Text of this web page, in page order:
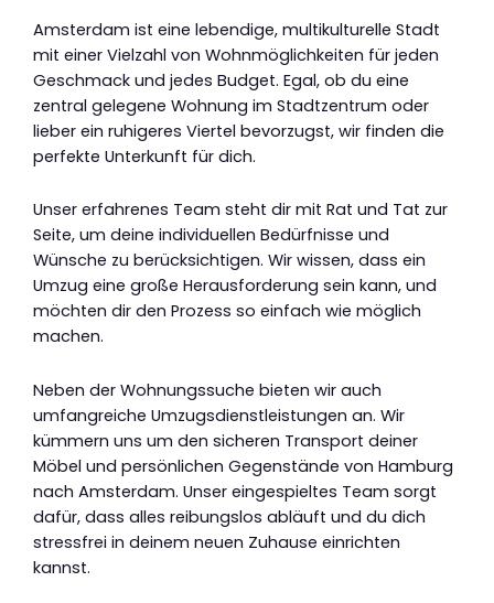
Amsterdam ist eine lebendige, multikulturelle Stadt
mit einer Vielzahl von Wohnmöglichkeiten für jeden
Geschmack und jedes Budget. Egal, ob du eine
zentral gelegene Wohnung im Stadtzentrum oder
lieber ein ruhigeres Viertel bevorzugst, wir finden die
perfekte Unterkunft für dich.
Unser erfahrenes Team steht dir mit Rat und Tat zur
Seite, um deine individuellen Bedürfnisse und
Wünsche zu berücksichtigen. Wir wissen, dass ein
Umzug eine große Herausforderung sein kann, und
möchten dir den Prozess so einfach wie möglich
machen.
Neben der Wohnungssuche bieten wir auch
umfangreiche Umzugsdienstleistungen an. Wir
kümmern uns um den sicheren Transport deiner
Möbel und persönlichen Gegenstände von Hamburg
nach Amsterdam. Unser eingespieltes Team sorgt
dafür, dass alles reibungslos abläuft und du dich
stressfrei in deinem neuen Zuhause einrichten
kannst.